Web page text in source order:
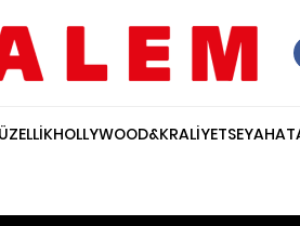
HOLLYWOOD&KRALİYETSEYAHAT